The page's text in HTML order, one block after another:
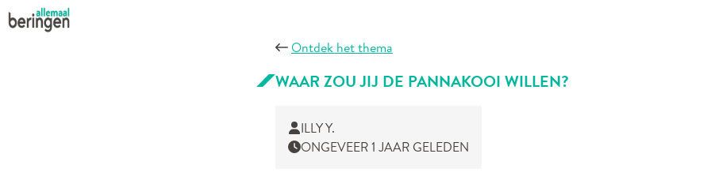
Ontdek het thema
WAAR ZOU JIJ DE PANNAKOOI WILLEN?
ILLY Y.
ONGEVEER 1 JAAR GELEDEN